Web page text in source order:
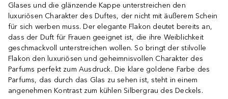
Glases und die glänzende Kappe unterstreichen den
luxuriösen Charakter des Duftes, der nicht mit äußerem Schein
für sich werben muss. Der elegante Flakon deutet bereits an,
dass der Duft für Frauen geeignet ist, die ihre Weiblichkeit
geschmackvoll unterstreichen wollen. So bringt der stilvolle
Flakon den luxuriösen und geheimnisvollen Charakter des
Parfums perfekt zum Ausdruck. Die klare goldene Farbe des
Parfums, das durch das Glas zu sehen ist, steht in einem
angenehmen Kontrast zum kühlen Silbergrau des Deckels.